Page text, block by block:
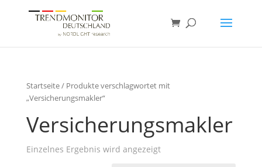
Startseite/ Produkte verschlagwortet mit
„Versicherungsmakler“
Versicherungsmakler
Einzelnes Ergebnis wird angezeigt